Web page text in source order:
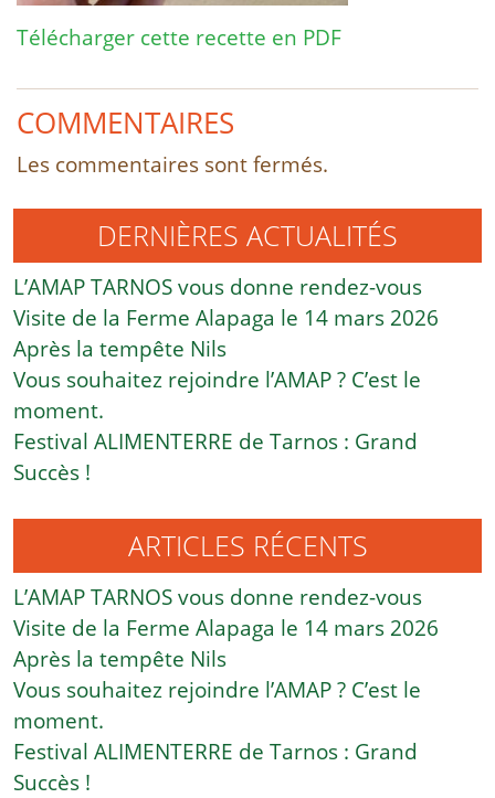
Télécharger cette recette en PDF
COMMENTAIRES
Les commentaires sont fermés.
DERNIÈRES ACTUALITÉS
L’AMAP TARNOS vous donne rendez-vous
Visite de la Ferme Alapaga le 14 mars 2026
Après la tempête Nils
Vous souhaitez rejoindre l’AMAP ? C’est le
moment.
Festival ALIMENTERRE de Tarnos : Grand
Succès !
ARTICLES RÉCENTS
L’AMAP TARNOS vous donne rendez-vous
Visite de la Ferme Alapaga le 14 mars 2026
Après la tempête Nils
Vous souhaitez rejoindre l’AMAP ? C’est le
moment.
Festival ALIMENTERRE de Tarnos : Grand
Succès !